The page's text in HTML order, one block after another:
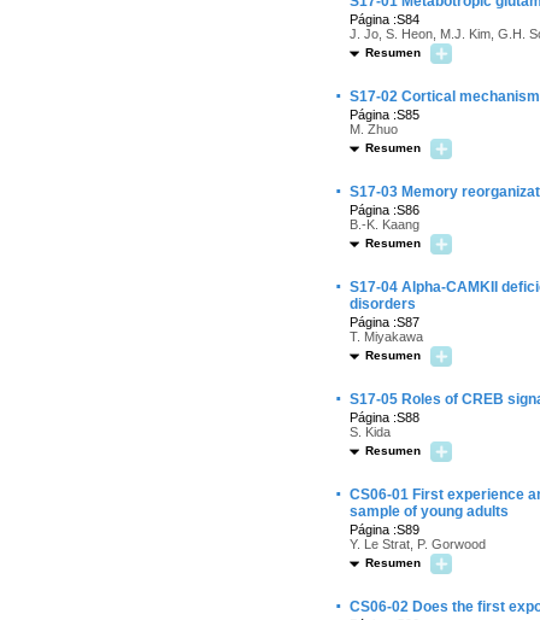
Página :S84
J. Jo, S. Heon, M.J. Kim, G.H.
Resumen
· S17-02 Cortical
Página :S85
M. Zhuo
Resumen
· S17-03 Memory
Página :S86
B.-K. Kaang
Resumen
· S17-04 Alpha-CAMKII
disorders
Página :S87
T. Miyakawa
Resumen
· S17-05 Roles of CREB
Página :S88
S. Kida
Resumen
· CS06-01 First experience
sample of young adults
Página :S89
Y. Le Strat, P. Gorwood
Resumen
· CS06-02 Does the first